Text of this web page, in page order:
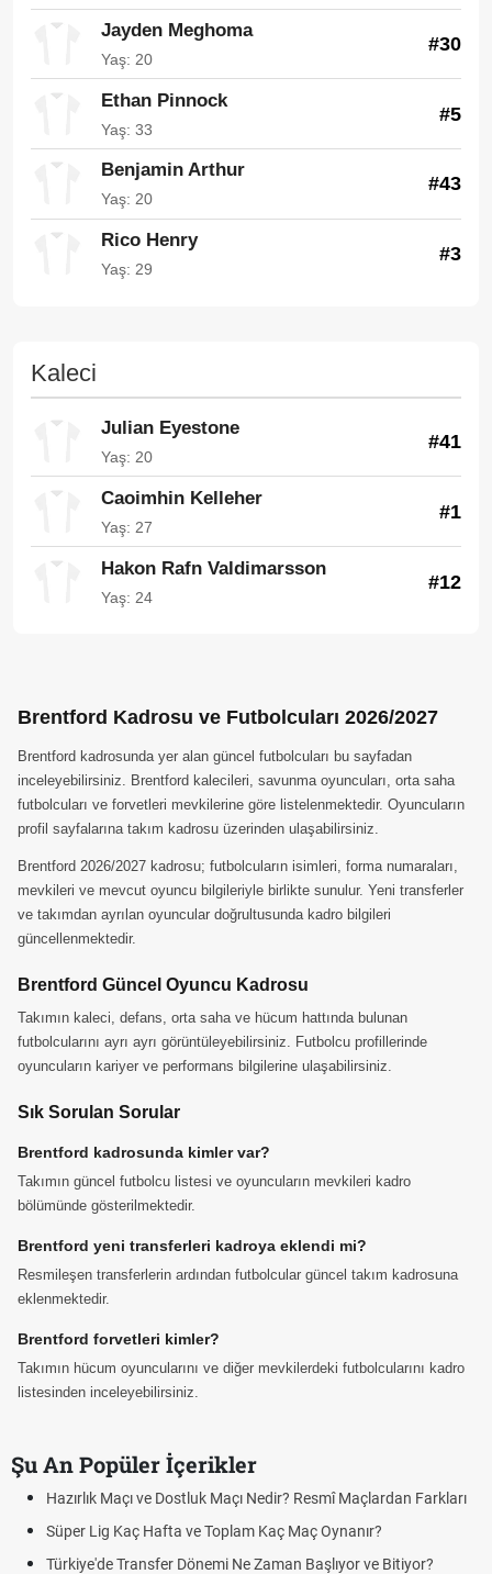
Jayden Meghoma
Yaş: 20
#30
Ethan Pinnock
Yaş: 33
#5
Benjamin Arthur
Yaş: 20
#43
Rico Henry
Yaş: 29
#3
Kaleci
Julian Eyestone
Yaş: 20
#41
Caoimhin Kelleher
Yaş: 27
#1
Hakon Rafn Valdimarsson
Yaş: 24
#12
Brentford Kadrosu ve Futbolcuları 2026/2027
Brentford kadrosunda yer alan güncel futbolcuları bu sayfadan
inceleyebilirsiniz. Brentford kalecileri, savunma oyuncuları, orta saha
futbolcuları ve forvetleri mevkilerine göre listelenmektedir. Oyuncuların
profil sayfalarına takım kadrosu üzerinden ulaşabilirsiniz.
Brentford 2026/2027 kadrosu; futbolcuların isimleri, forma numaraları,
mevkileri ve mevcut oyuncu bilgileriyle birlikte sunulur. Yeni transferler
ve takımdan ayrılan oyuncular doğrultusunda kadro bilgileri
güncellenmektedir.
Brentford Güncel Oyuncu Kadrosu
Takımın kaleci, defans, orta saha ve hücum hattında bulunan
futbolcularını ayrı ayrı görüntüleyebilirsiniz. Futbolcu profillerinde
oyuncuların kariyer ve performans bilgilerine ulaşabilirsiniz.
Sık Sorulan Sorular
Brentford kadrosunda kimler var?
Takımın güncel futbolcu listesi ve oyuncuların mevkileri kadro
bölümünde gösterilmektedir.
Brentford yeni transferleri kadroya eklendi mi?
Resmileşen transferlerin ardından futbolcular güncel takım kadrosuna
eklenmektedir.
Brentford forvetleri kimler?
Takımın hücum oyuncularını ve diğer mevkilerdeki futbolcularını kadro
listesinden inceleyebilirsiniz.
Şu An Popüler İçerikler
Hazırlık Maçı ve Dostluk Maçı Nedir? Resmî Maçlardan Farkları
Süper Lig Kaç Hafta ve Toplam Kaç Maç Oynanır?
Türkiye'de Transfer Dönemi Ne Zaman Başlıyor ve Bitiyor?